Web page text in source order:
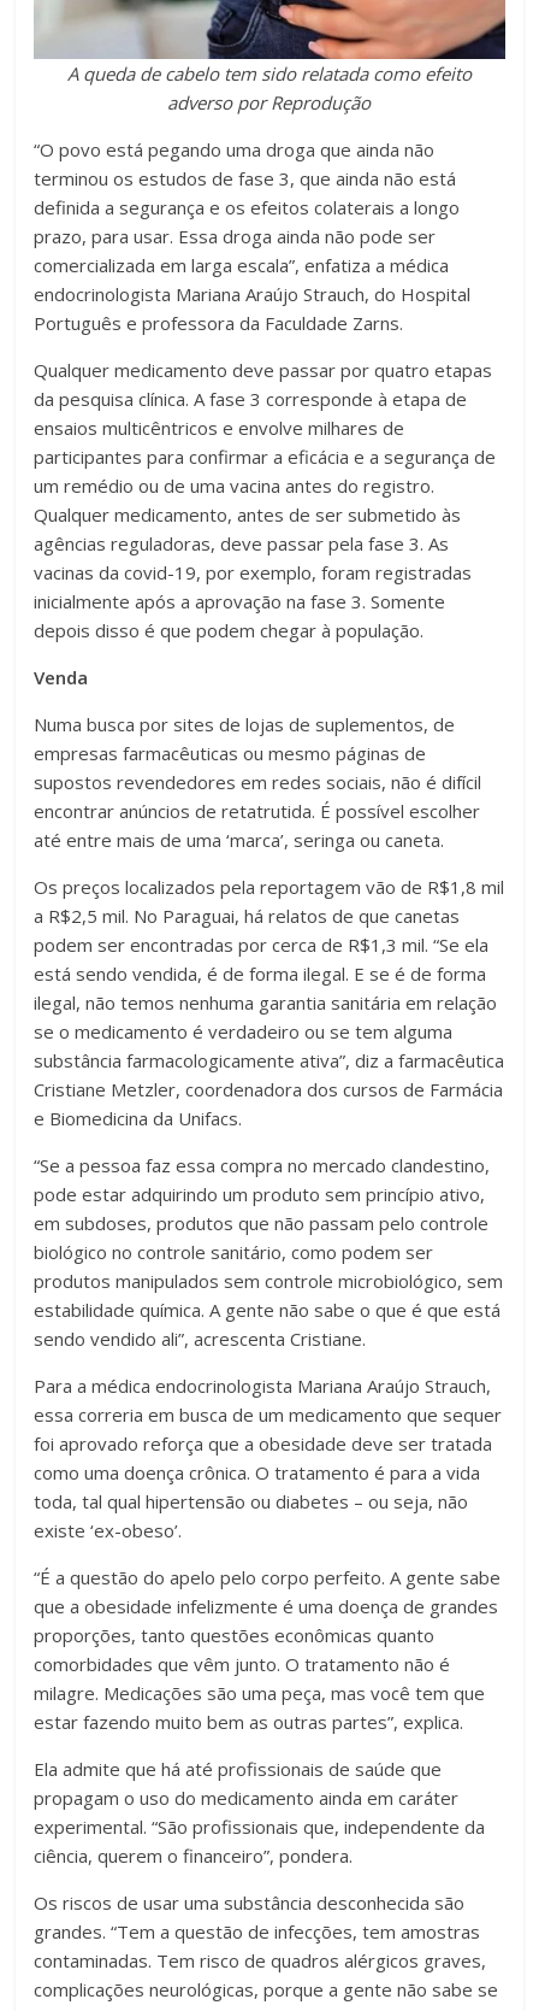
A queda de cabelo tem sido relatada como efeito
adverso por Reprodução
“O povo está pegando uma droga que ainda não
terminou os estudos de fase 3, que ainda não está
definida a segurança e os efeitos colaterais a longo
prazo, para usar. Essa droga ainda não pode ser
comercializada em larga escala”, enfatiza a médica
endocrinologista Mariana Araújo Strauch, do Hospital
Português e professora da Faculdade Zarns.
Qualquer medicamento deve passar por quatro etapas
da pesquisa clínica. A fase 3 corresponde à etapa de
ensaios multicêntricos e envolve milhares de
participantes para confirmar a eficácia e a segurança de
um remédio ou de uma vacina antes do registro.
Qualquer medicamento, antes de ser submetido às
agências reguladoras, deve passar pela fase 3. As
vacinas da covid-19, por exemplo, foram registradas
inicialmente após a aprovação na fase 3. Somente
depois disso é que podem chegar à população.
Venda
Numa busca por sites de lojas de suplementos, de
empresas farmacêuticas ou mesmo páginas de
supostos revendedores em redes sociais, não é difícil
encontrar anúncios de retatrutida. É possível escolher
até entre mais de uma ‘marca’, seringa ou caneta.
Os preços localizados pela reportagem vão de R$1,8 mil
a R$2,5 mil. No Paraguai, há relatos de que canetas
podem ser encontradas por cerca de R$1,3 mil. “Se ela
está sendo vendida, é de forma ilegal. E se é de forma
ilegal, não temos nenhuma garantia sanitária em relação
se o medicamento é verdadeiro ou se tem alguma
substância farmacologicamente ativa”, diz a farmacêutica
Cristiane Metzler, coordenadora dos cursos de Farmácia
e Biomedicina da Unifacs.
“Se a pessoa faz essa compra no mercado clandestino,
pode estar adquirindo um produto sem princípio ativo,
em subdoses, produtos que não passam pelo controle
biológico no controle sanitário, como podem ser
produtos manipulados sem controle microbiológico, sem
estabilidade química. A gente não sabe o que é que está
sendo vendido ali”, acrescenta Cristiane.
Para a médica endocrinologista Mariana Araújo Strauch,
essa correria em busca de um medicamento que sequer
foi aprovado reforça que a obesidade deve ser tratada
como uma doença crônica. O tratamento é para a vida
toda, tal qual hipertensão ou diabetes – ou seja, não
existe ‘ex-obeso’.
“É a questão do apelo pelo corpo perfeito. A gente sabe
que a obesidade infelizmente é uma doença de grandes
proporções, tanto questões econômicas quanto
comorbidades que vêm junto. O tratamento não é
milagre. Medicações são uma peça, mas você tem que
estar fazendo muito bem as outras partes”, explica.
Ela admite que há até profissionais de saúde que
propagam o uso do medicamento ainda em caráter
experimental. “São profissionais que, independente da
ciência, querem o financeiro”, pondera.
Os riscos de usar uma substância desconhecida são
grandes. “Tem a questão de infecções, tem amostras
contaminadas. Tem risco de quadros alérgicos graves,
complicações neurológicas, porque a gente não sabe se